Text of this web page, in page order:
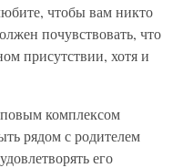
чтобы вам никто
почувствовать, что
присутствии, хотя и
комплексом
рядом с родителем
его